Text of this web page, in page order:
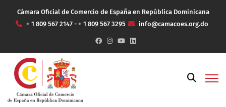
Cámara Oficial de Comercio de España en República Dominicana
+ 1 809 567 2147 - + 1 809 567 3295
info@camacoes.org.do